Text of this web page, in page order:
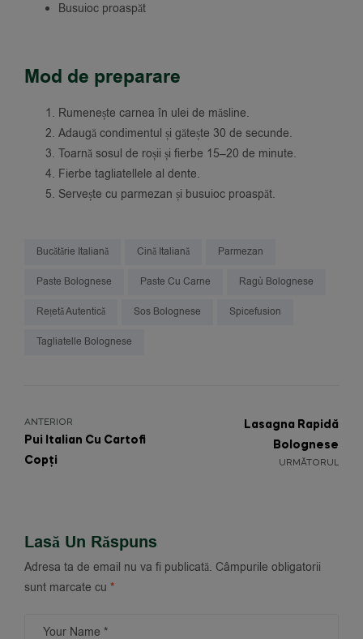
Busuioc proaspăt
Mod de preparare
Rumenește carnea în ulei de măsline.
Adaugă condimentul și gătește 30 de secunde.
Toarnă sosul de roșii și fierbe 15–20 de minute.
Fierbe tagliatellele al dente.
Servește cu parmezan și busuioc proaspăt.
Bucătărie Italiană Cină Italiană Parmezan
Paste Bolognese Paste Cu Carne Ragù Bolognese
Rețetă Autentică Sos Bolognese Spicefusion
Tagliatelle Bolognese
ANTERIOR
Pui Italian Cu Cartofi
Copți
URMĂTORUL
Lasagna Rapidă
Bolognese
Lasă Un Răspuns
Adresa ta de email nu va fi publicată. Câmpurile obligatorii
sunt marcate cu *